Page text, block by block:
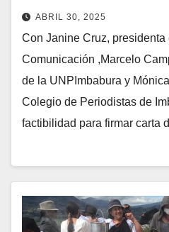
ABRIL 30, 2025
Con Janine Cruz,
Comunicación ,Marcelo
de la UNPImbabura y
Colegio de Periodistas de
factibilidad para firmar carta